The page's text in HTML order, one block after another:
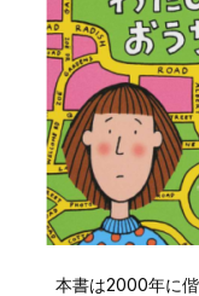
本書は2000年に偕